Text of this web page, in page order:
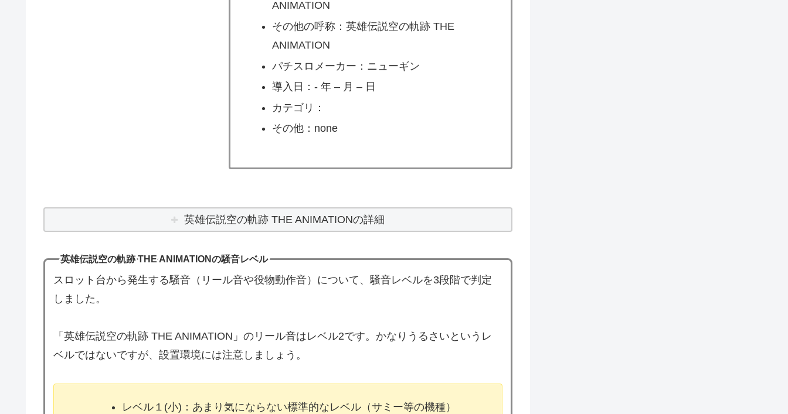
ANIMATION
その他の呼称：英雄伝説空の軌跡 THE
ANIMATION
パチスロメーカー：ニューギン
導入日：- 年 – 月 – 日
カテゴリ：
その他：none
英雄伝説空の軌跡 THE ANIMATIONの詳細
英雄伝説空の軌跡 THE ANIMATIONの騒音レベル
スロット台から発生する騒音（リール音や役物動作音）について、騒音レベルを3段階で判定
しました。
「英雄伝説空の軌跡 THE ANIMATION」のリール音はレベル2です。かなりうるさいというレ
ベルではないですが、設置環境には注意しましょう。
レベル１(小)：あまり気にならない標準的なレベル（サミー等の機種）